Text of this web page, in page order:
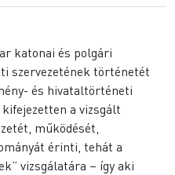
katonai és polgári
szervezetének történetét
és hivataltörténeti
a vizsgált
működését,
érinti, tehát a
vizsgálatára – így aki